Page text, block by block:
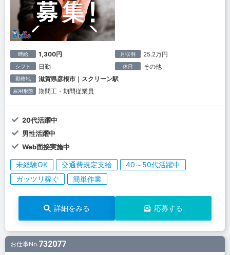
時給 1,300円 月収例 25.2万円
シフト 日勤 休日 その他
勤務地 滋賀県彦根市｜スクリーン駅
雇用形態 期間工・期間従業員
20代活躍中
男性活躍中
Web面接実施中
未経験OK 交通費規定支給
40～50代活躍中
ガッツリ稼ぐ
簡単作業
詳細をみる 応募する
お仕事No.732077